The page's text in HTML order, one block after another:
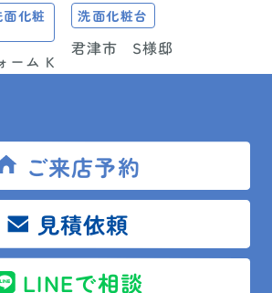
ご来店予約
見積依頼
LINEで相談
化粧
ーム K
洗面化粧台
君津市 S様邸
キッチン